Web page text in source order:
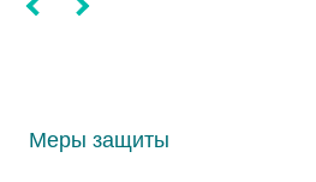
Меры защиты